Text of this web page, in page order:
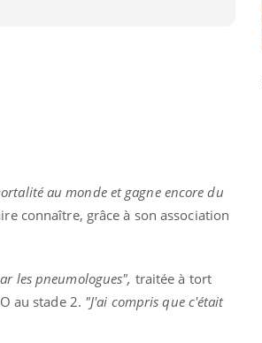
au monde et gagne encore du
connaître, grâce à son association
les pneumologues", traitée à tort
au stade 2. "J'ai compris que c'était